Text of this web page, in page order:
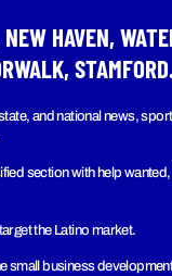
HAVEN,
and national news,
section with help
the Latino market.
small business